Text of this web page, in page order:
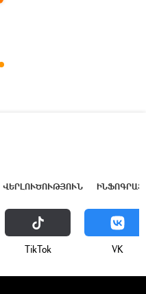
ՎԵՐԼՈՒԾՈՒԹՅՈՒՆ
ТikТоk VK